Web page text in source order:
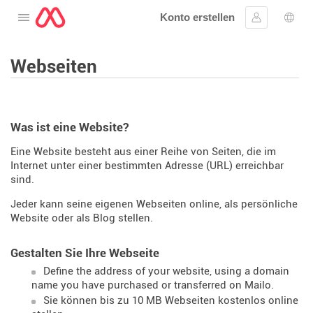
Öffnen Sie das Menü
Konto erstellen
Anmelden
Webseiten
Was ist eine Website?
Eine Website besteht aus einer Reihe von Seiten, die im
Internet unter einer bestimmten Adresse (URL) erreichbar
sind.
Jeder kann seine eigenen Webseiten online, als persönliche
Website oder als Blog stellen.
Gestalten Sie Ihre Webseite
Define the address of your website, using a domain
name you have purchased or transferred on Mailo.
Sie können bis zu 10 MB Webseiten kostenlos online